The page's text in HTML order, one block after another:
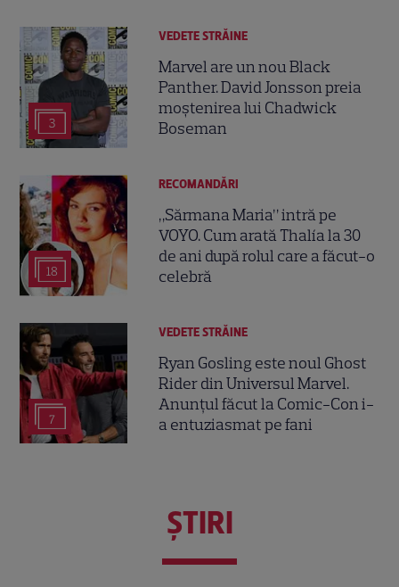
3
VEDETE STRĂINE
Marvel are un nou Black
Panther. David Jonsson preia
moștenirea lui Chadwick
Boseman
18
RECOMANDĂRI
„Sărmana Maria” intră pe
VOYO. Cum arată Thalía la 30
de ani după rolul care a făcut-o
celebră
7
VEDETE STRĂINE
Ryan Gosling este noul Ghost
Rider din Universul Marvel.
Anunțul făcut la Comic-Con i-
a entuziasmat pe fani
ŞTIRI